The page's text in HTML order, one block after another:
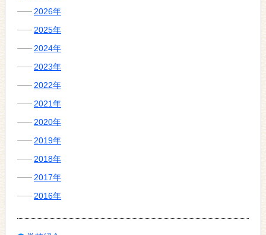
2026年
2025年
2024年
2023年
2022年
2021年
2020年
2019年
2018年
2017年
2016年